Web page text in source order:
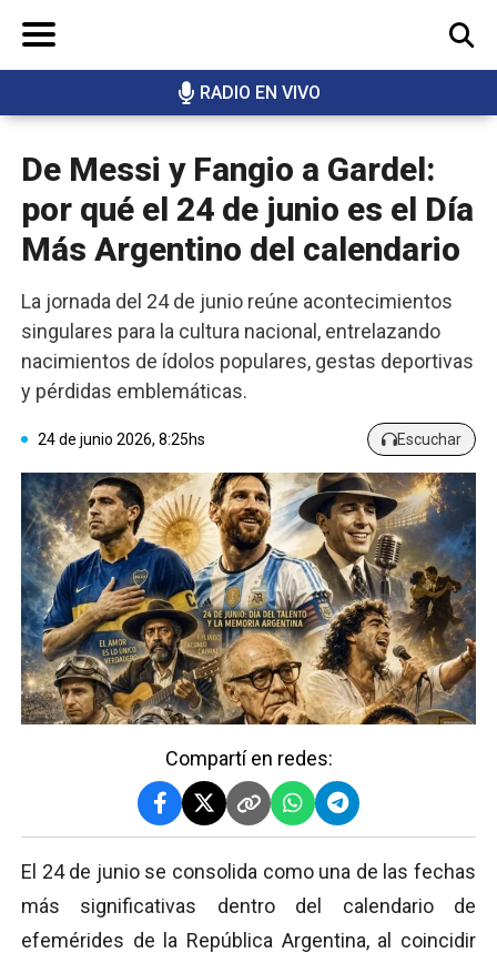
RADIO EN VIVO
BUSCAR
De Messi y Fangio a Gardel:
por qué el 24 de junio es el Día
Más Argentino del calendario
La jornada del 24 de junio reúne acontecimientos
singulares para la cultura nacional, entrelazando
nacimientos de ídolos populares, gestas deportivas
y pérdidas emblemáticas.
24 de junio 2026, 8:25hs Escuchar
Compartí en redes:
El 24 de junio se consolida como una de las fechas
más significativas dentro del calendario de
efemérides de la República Argentina, al coincidir